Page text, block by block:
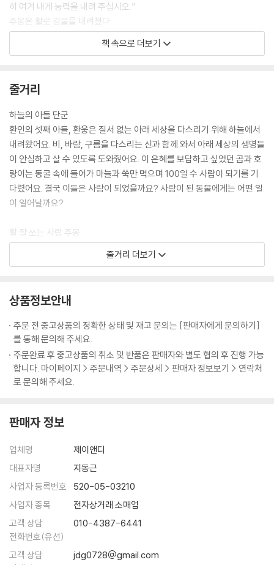
히 여겨 내게 능력을 내려 주십시오.”
주몽은 활로 강물을 내려쳤다.
이내 잔잔하던 강물이 보글거리기 시작했다. 곧 물고기와 자라들이 떠올라
다리를 만들었다. 주몽 일행이 말을 타고 건널 수 있을 정도로 튼튼한 다리
온조는 왕이 되었다. 나라의 기반을 세우는 데 중요한 역할을 한 10명의 신
하가 있었다. 그래서 나라의 이름을 ‘십제’라 지었다. 온조왕은 비옥한 땅에
농사를 지어 해가 갈수록 풍족해지는 나라를 만들었다. 나라의 힘은 점점
커져 갔고, 사람들이 하나둘 십제로 모여들었다. 미추홀 쪽에서도 사람들
이 찾아오기 시작했다.
“비류 형님이 어찌 지내시는지 걱정입니다. 오늘도 미추홀에 살던 가족들
이 찾아왔습니다.” --- p.70
족장이 가리킨 곳에는 자줏빛 커다란 알이 있었다. 여섯 촌장은 조심스럽
게 알을 향해 다가갔다. 그때 기다렸다는 듯 하얀 말이 일어나 몸통에 접고
있던 날개를 펼쳤다. 양쪽 날개를 펼치자 바람이 일기 시작했다. 하얀 말은
힘차게 날갯짓을 하며 하늘로 날아올랐다. 빛 주위를 뱅뱅 돌 때마다 조각
었다.
--- p.75
책 속으로 더보기
줄거리
하늘의 아들 단군
환인의 셋째 아들, 환웅은 질서 없는 아래 세상을 다스리기 위해 하늘에서
내려왔어요. 비, 바람, 구름을 다스리는 신과 함께 와서 아래 세상의 생명들
이 안심하고 살 수 있도록 도와줬어요. 이 은혜를 보답하고 싶었던 곰과 호
랑이는 동굴 속에 들어가 마늘과 쑥만 먹으며 100일 수 사람이 되기를 기
다렸어요. 결국 이들은 사람이 되었을까요? 사람이 된 동물에게는 어떤 일
이 일어날까요?
활 잘 쏘는 사람 주몽
금와왕은 물속에 있던 여인을 궁으로 데려와서 돌보기로 했어요. 그날부터
여인의 배는 불러 오고 곧 알을 낳았어요. 한 줄기 빛은 알에 비추고 동물들
주몽의 미래는 어떻게 되었을까요?
백제 왕의 어머니 소서노
소서노에게는 두 명의 아들이 있었어요. 아들들은 왕이 되기를 기대했지만
그러지 못했어요. 소서노와 아들들은 남쪽으로 떠나서 나라를 세우기로 마
음먹었어요. 하지만 형과 동생이 머물고자 했던 장소는 달라서 두 형제는
하늘이 내린 인연, 박혁거세와 알영
어느 날, 빛이 우물가를 비추고 그곳에는 알이 있었어요. 알에서는 왕이 될
남자아이가 태어났어요. 같은 날, 우물가에는 용의 옆구리에서 태어난 여
자아이가 있었어요. 여자아이는 닭부리의 입을 가지고 있어서 버려지게 된
거북아 거북아 왕을 내놓아라
구야국의 구지봉에서 어느 날 소리가 들렸어요. 나라를 세우고 왕이 되려
고 하니 노래를 부르라는 소리였어요. 마을 사람들과 아홉 마을 대표는 모
줄거리 더보기
상품정보안내
주문 전 중고상품의 정확한 상태 및 재고 문의는 [판매자에게 문의하기]
를 통해 문의해 주세요.
주문완료 후 중고상품의 취소 및 반품은 판매자와 별도 협의 후 진행 가능
합니다. 마이페이지 > 주문내역 > 주문상세 > 판매자 정보보기 > 연락처
로 문의해 주세요.
판매자 정보
업체명
제이앤디
대표자명
지동근
사업자 등록번호
520-05-03210
사업자 종목
전자상거래 소매업
고객 상담
전화번호(유선)
010-4387-6441
고객 상담
jdg0728@gmail.com